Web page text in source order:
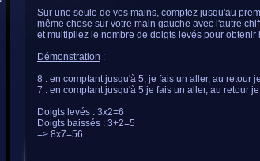
Sur une seule de vos mains, comptez jusqu'au
même chose sur votre main gauche avec l'autre
et multipliez le nombre de doigts levés pour obtenir
Démonstration :
8 : en comptant jusqu'à 5, je fais un aller, au retour
7 : en comptant jusqu'à 5 je fais un aller, au retour
Doigts levés : 3x2=6
Doigts baissés : 3+2=5
=> 8x7=56